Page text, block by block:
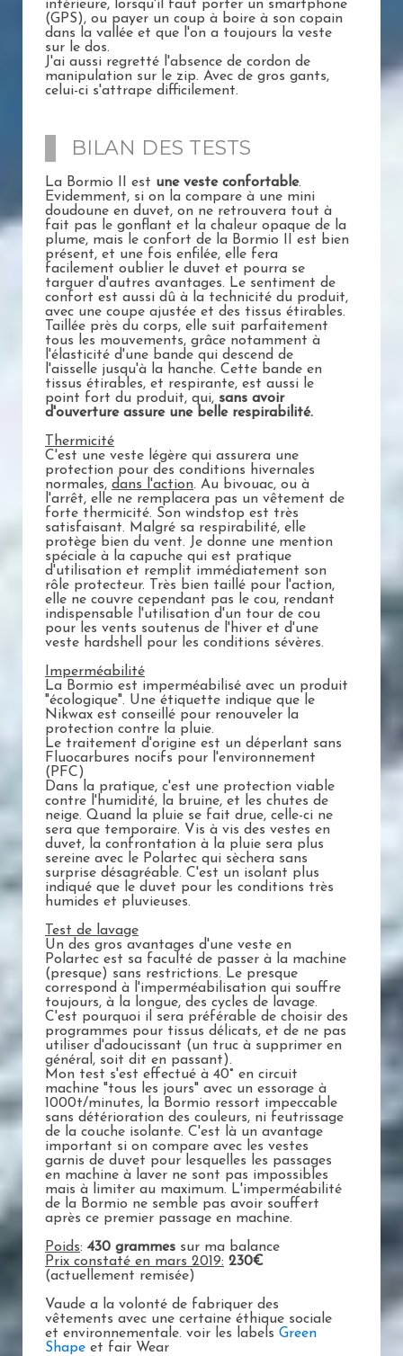
intérieure, lorsqu'il faut porter un smartphone
(GPS), ou payer un coup à boire à son copain
dans la vallée et que l'on a toujours la veste
sur le dos.
J'ai aussi regretté l'absence de cordon de
manipulation sur le zip. Avec de gros gants,
celui-ci s'attrape difficilement.
BILAN DES TESTS
La Bormio II est une veste confortable.
Evidemment, si on la compare à une mini
doudoune en duvet, on ne retrouvera tout à
fait pas le gonflant et la chaleur opaque de la
plume, mais le confort de la Bormio II est bien
présent, et une fois enfilée, elle fera
facilement oublier le duvet et pourra se
targuer d'autres avantages. Le sentiment de
confort est aussi dû à la technicité du produit,
avec une coupe ajustée et des tissus étirables.
Taillée près du corps, elle suit parfaitement
tous les mouvements, grâce notamment à
l'élasticité d'une bande qui descend de
l'aisselle jusqu'à la hanche. Cette bande en
tissus étirables, et respirante, est aussi le
point fort du produit, qui, sans avoir
d'ouverture assure une belle respirabilité.
Thermicité
C'est une veste légère qui assurera une
protection pour des conditions hivernales
normales, dans l'action. Au bivouac, ou à
l'arrêt, elle ne remplacera pas un vêtement de
forte thermicité. Son windstop est très
satisfaisant. Malgré sa respirabilité, elle
protège bien du vent. Je donne une mention
spéciale à la capuche qui est pratique
d'utilisation et remplit immédiatement son
rôle protecteur. Très bien taillé pour l'action,
elle ne couvre cependant pas le cou, rendant
indispensable l'utilisation d'un tour de cou
pour les vents soutenus de l'hiver et d'une
veste hardshell pour les conditions sévères.
Imperméabilité
La Bormio est imperméabilisé avec un produit
"écologique". Une étiquette indique que le
Nikwax est conseillé pour renouveler la
protection contre la pluie.
Le traitement d'origine est un déperlant sans
Fluocarbures nocifs pour l'environnement
(PFC)
Dans la pratique, c'est une protection viable
contre l'humidité, la bruine, et les chutes de
neige. Quand la pluie se fait drue, celle-ci ne
sera que temporaire. Vis à vis des vestes en
duvet, la confrontation à la pluie sera plus
sereine avec le Polartec qui sèchera sans
surprise désagréable. C'est un isolant plus
indiqué que le duvet pour les conditions très
humides et pluvieuses.
Test de lavage
Un des gros avantages d'une veste en
Polartec est sa faculté de passer à la machine
(presque) sans restrictions. Le presque
correspond à l'imperméabilisation qui souffre
toujours, à la longue, des cycles de lavage.
C'est pourquoi il sera préférable de choisir des
programmes pour tissus délicats, et de ne pas
utiliser d'adoucissant (un truc à supprimer en
général, soit dit en passant).
Mon test s'est effectué à 40° en circuit
machine "tous les jours" avec un essorage à
1000t/minutes, la Bormio ressort impeccable
sans détérioration des couleurs, ni feutrissage
de la couche isolante. C'est là un avantage
important si on compare avec les vestes
garnis de duvet pour lesquelles les passages
en machine à laver ne sont pas impossibles
mais à limiter au maximum. L'imperméabilité
de la Bormio ne semble pas avoir souffert
après ce premier passage en machine.
Poids: 430 grammes sur ma balance
Prix constaté en mars 2019: 230€
(actuellement remisée)
Vaude a la volonté de fabriquer des
vêtements avec une certaine éthique sociale
et environnementale. voir les labels Green
Shape et fair Wear